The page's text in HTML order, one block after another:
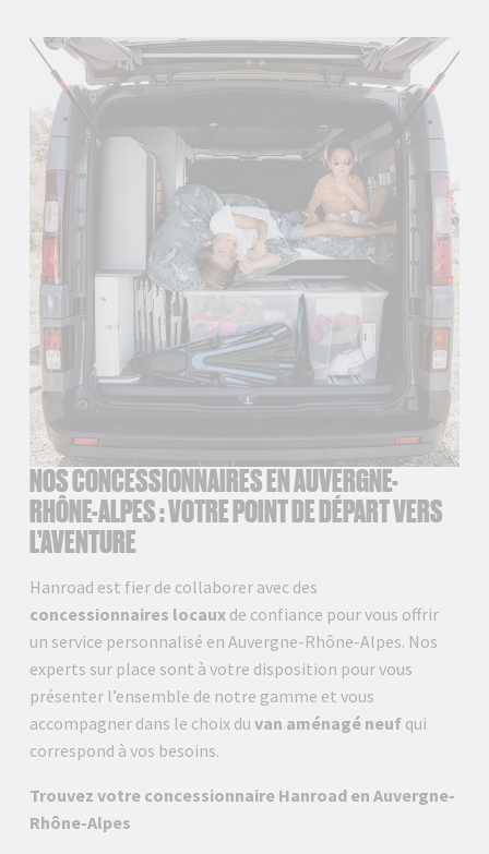
NOS CONCESSIONNAIRES EN AUVERGNE-
RHÔNE-ALPES : VOTRE POINT DE DÉPART VERS
L’AVENTURE
Hanroad est fier de collaborer avec des
concessionnaires locaux de confiance pour vous offrir
un service personnalisé en Auvergne-Rhône-Alpes. Nos
experts sur place sont à votre disposition pour vous
présenter l’ensemble de notre gamme et vous
accompagner dans le choix du van aménagé neuf qui
correspond à vos besoins.
Trouvez votre concessionnaire Hanroad en Auvergne-
Rhône-Alpes